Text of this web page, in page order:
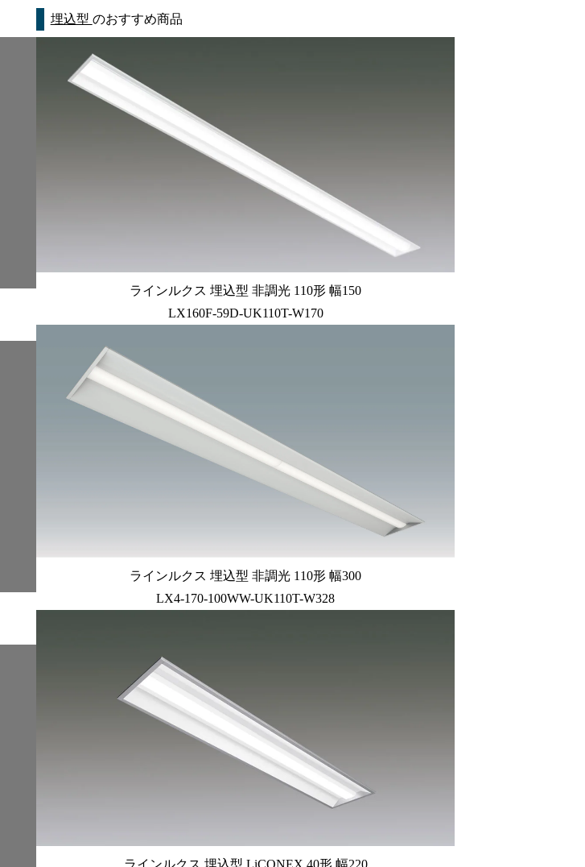
埋込型 のおすすめ商品
ラインルクス 埋込型 非調光 110形 幅150
LX160F-59D-UK110T-W170
ラインルクス 埋込型 非調光 110形 幅300
LX4-170-100WW-UK110T-W328
ラインルクス 埋込型 LiCONEX 40形 幅220